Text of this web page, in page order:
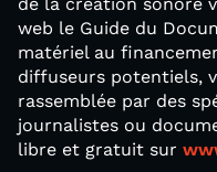
web le Guide du
matériel au
diffuseurs potentiels,
rassemblée par des
journalistes ou
libre et gratuit sur